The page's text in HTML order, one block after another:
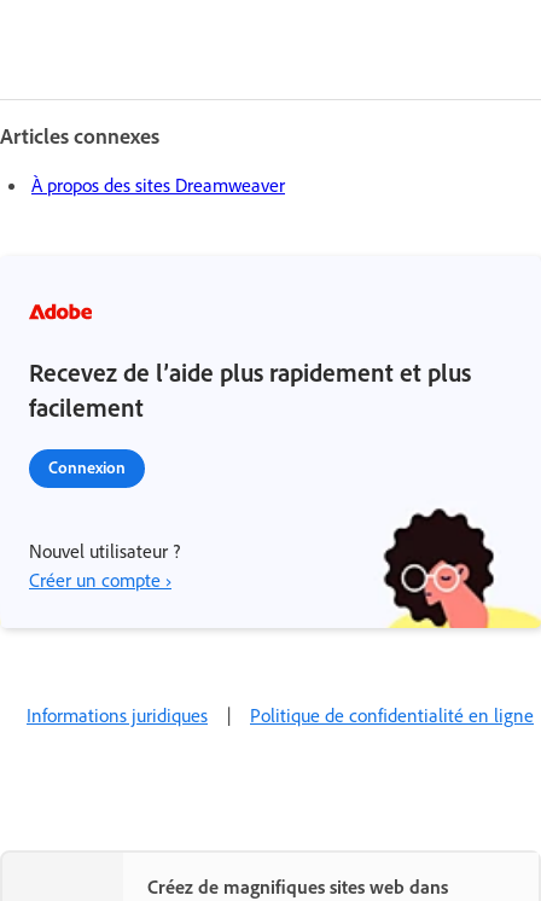
Articles connexes
À propos des sites Dreamweaver
Recevez de l’aide plus rapidement et plus
facilement
Connexion
Nouvel utilisateur ?
Créer un compte ›
Informations juridiques | Politique de confidentialité en ligne
Créez de magnifiques sites web dans